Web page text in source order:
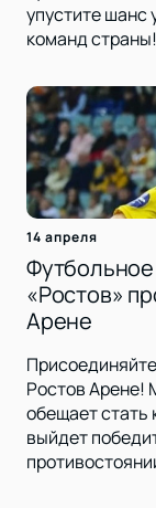
упустите шанс
команд страны!
14 апреля
«Ростов»
Арене
Ростов Арене!
обещает стать
выйдет